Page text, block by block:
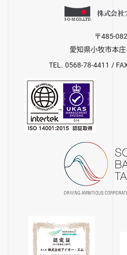
485-
愛知県小牧市本
0568-78-4411